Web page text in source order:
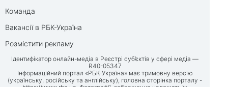
Команда
Вакансії в РБК-Україна
Розмістити рекламу
Ідентифікатор онлайн-медіа в Реєстрі суб’єктів у сфері медіа —
R40-05347
Інформаційний портал «РБК-Україна» має тримовну версію
(українську, російську та англійську), головна сторінка порталу -